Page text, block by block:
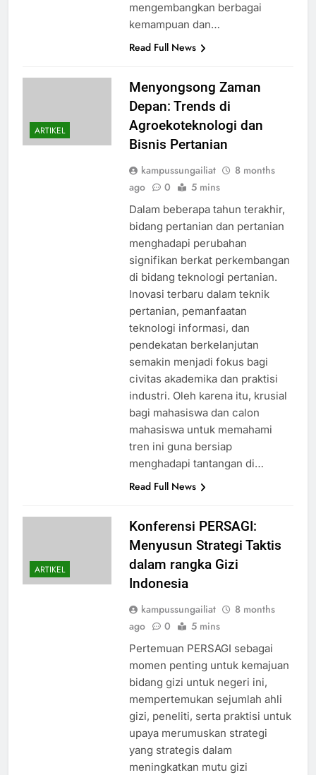
mengembangkan berbagai
kemampuan dan…
Read Full News
ARTIKEL
Menyongsong Zaman
Depan: Trends di
Agroekoteknologi dan
Bisnis Pertanian
kampussungailiat
8 months
ago
0 5 mins
Dalam beberapa tahun terakhir,
bidang pertanian dan pertanian
menghadapi perubahan
signifikan berkat perkembangan
di bidang teknologi pertanian.
Inovasi terbaru dalam teknik
pertanian, pemanfaatan
teknologi informasi, dan
pendekatan berkelanjutan
semakin menjadi fokus bagi
civitas akademika dan praktisi
industri. Oleh karena itu, krusial
bagi mahasiswa dan calon
mahasiswa untuk memahami
tren ini guna bersiap
menghadapi tantangan di…
Read Full News
ARTIKEL
Konferensi PERSAGI:
Menyusun Strategi Taktis
dalam rangka Gizi
Indonesia
kampussungailiat
8 months
ago
0 5 mins
Pertemuan PERSAGI sebagai
momen penting untuk kemajuan
bidang gizi untuk negeri ini,
mempertemukan sejumlah ahli
gizi, peneliti, serta praktisi untuk
upaya merumuskan strategi
yang strategis dalam
meningkatkan mutu gizi